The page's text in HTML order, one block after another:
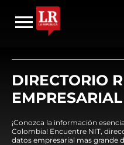
DIRECTORIO
EMPRESARIAL
¡Conozca la información
Colombia! Encuentre NIT,
datos empresarial mas grande